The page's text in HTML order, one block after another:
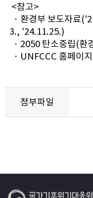
<참고>
· 환경부 보도자료
3., '24.11.25.)
· 2050 탄소중립(환
· UNFCCC 홈페이
첨부파일